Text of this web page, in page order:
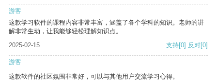
游客
这款学习软件的课程内容非常丰富，涵盖了各个学科的知识。老师的讲
解非常生动，让我能够轻松理解知识点。
2025-02-15
支持[0] 反对[0]
游客
这款软件的社区氛围非常好，可以与其他用户交流学习心得。